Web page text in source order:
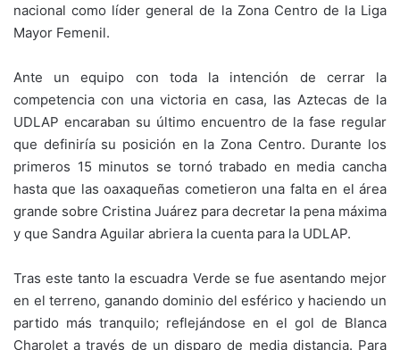
nacional como líder general de la Zona Centro de la Liga
Mayor Femenil.
Ante un equipo con toda la intención de cerrar la
competencia con una victoria en casa, las Aztecas de la
UDLAP encaraban su último encuentro de la fase regular
que definiría su posición en la Zona Centro. Durante los
primeros 15 minutos se tornó trabado en media cancha
hasta que las oaxaqueñas cometieron una falta en el área
grande sobre Cristina Juárez para decretar la pena máxima
y que Sandra Aguilar abriera la cuenta para la UDLAP.
Tras este tanto la escuadra Verde se fue asentando mejor
en el terreno, ganando dominio del esférico y haciendo un
partido más tranquilo; reflejándose en el gol de Blanca
Charolet a través de un disparo de media distancia. Para